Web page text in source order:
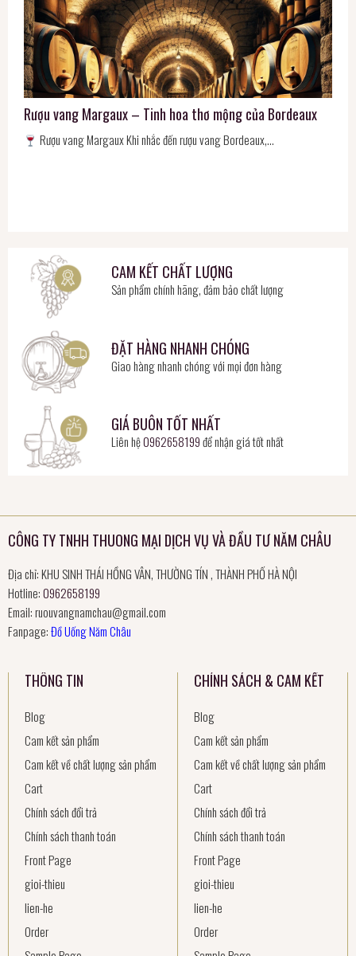
Rượu vang Margaux – Tinh hoa thơ mộng của Bordeaux
Rượu vang Margaux Khi nhắc đến rượu vang Bordeaux,…
CAM KẾT CHẤT LƯỢNG
Sản phẩm chính hãng, đảm bảo chất lượng
ĐẶT HÀNG NHANH CHÓNG
Giao hàng nhanh chóng với mọi đơn hàng
GIÁ BUÔN TỐT NHẤT
Liên hệ0962658199để nhận giá tốt nhất
CÔNG TY TNHH THUONG MẠI DỊCH VỤ VÀ ĐẦU TƯ NĂM CHÂU
Địa chỉ: KHU SINH THÁI HỒNG VÂN, THƯỜNG TÍN , THÀNH PHỐ HÀ NỘI
Hotline:0962658199
Email:ruouvangnamchau@gmail.com
Fanpage:Đồ Uống Năm Châu
THÔNG TIN
Blog
Cam kết sản phẩm
Cam kết về chất lượng sản phẩm
Cart
Chính sách đổi trả
Chính sách thanh toán
Front Page
gioi-thieu
lien-he
Order
CHÍNH SÁCH & CAM KẾT
Blog
Cam kết sản phẩm
Cam kết về chất lượng sản phẩm
Cart
Chính sách đổi trả
Chính sách thanh toán
Front Page
gioi-thieu
lien-he
Order